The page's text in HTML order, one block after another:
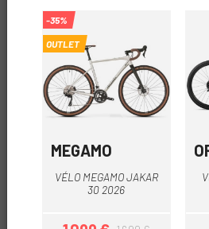
OUTLET
-35%
OUTLET
MEGAMO
VÉLO MEGAMO JAKAR
30 2026